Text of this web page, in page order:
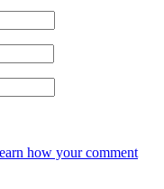
how your comment